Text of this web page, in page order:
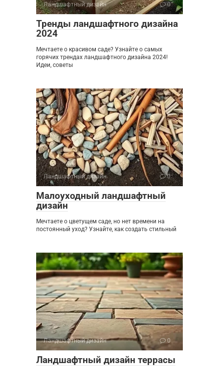
Ландшафтный дизайн 0
Тренды ландшафтного дизайна
2024
Мечтаете о красивом саде? Узнайте о самых
горячих трендах ландшафтного дизайна 2024!
Идеи, советы
Ландшафтный дизайн 0
Малоуходный ландшафтный
дизайн
Мечтаете о цветущем саде, но нет времени на
постоянный уход? Узнайте, как создать стильный
Ландшафтный дизайн 0
Ландшафтный дизайн террасы